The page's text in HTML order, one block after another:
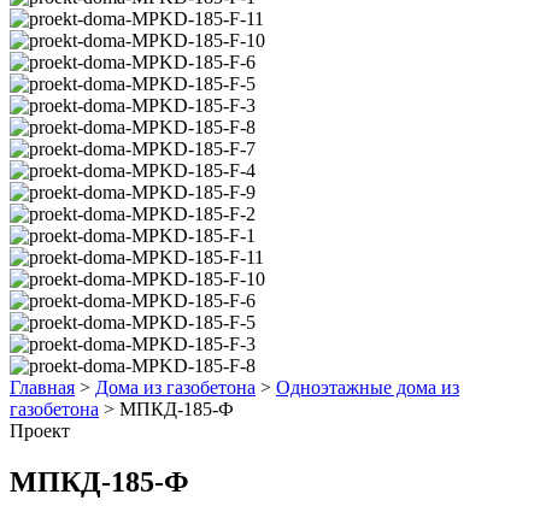
Главная > Дома из газобетона > Одноэтажные дома из
газобетона > МПКД-185-Ф
Проект
МПКД-185-Ф